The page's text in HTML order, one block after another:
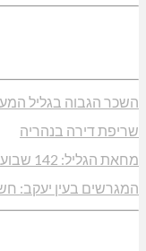
השכר הגבוה בגליל
שריפת דירה בנהריה
מחאת הגליל: 142 שבועות לטבח/ 13 שבועות לתיקון
המגרשים בעין יעקב: